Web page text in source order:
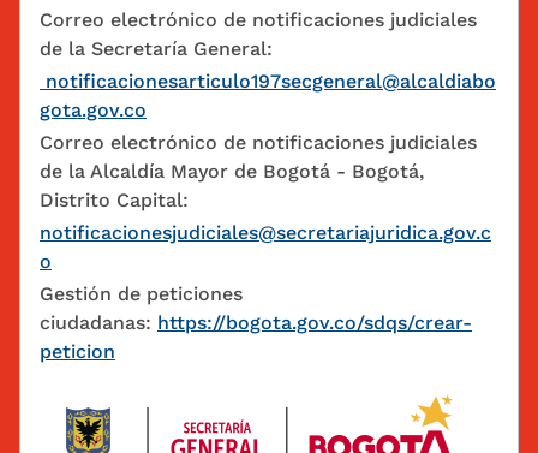
Correo electrónico de notificaciones judiciales
de la Secretaría General:
notificacionesarticulo197secgeneral@alcaldiabo
gota.gov.co
Correo electrónico de notificaciones judiciales
de la Alcaldía Mayor de Bogotá - Bogotá,
Distrito Capital:
notificacionesjudiciales@secretariajuridica.gov.c
o
Gestión de peticiones
ciudadanas: https://bogota.gov.co/sdqs/crear-
peticion